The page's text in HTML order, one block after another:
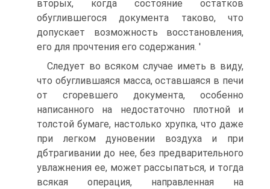
вторых, когда состояние остатков
обуглившегося документа таково, что
допускает возможность восстановления,
его для прочтения его содержания. '
Следует во всяком случае иметь в виду,
что обуглившаяся масса, оставшаяся в печи
от сгоревшего документа, особенно
написанного на недостаточно плотной и
толстой бумаге, настолько хрупка, что даже
при легком дуновении воздуха и при
дбтрагивании до нее, без предварительного
увлажнения ее, может рассыпаться, и тогда
всякая операция, направленная на